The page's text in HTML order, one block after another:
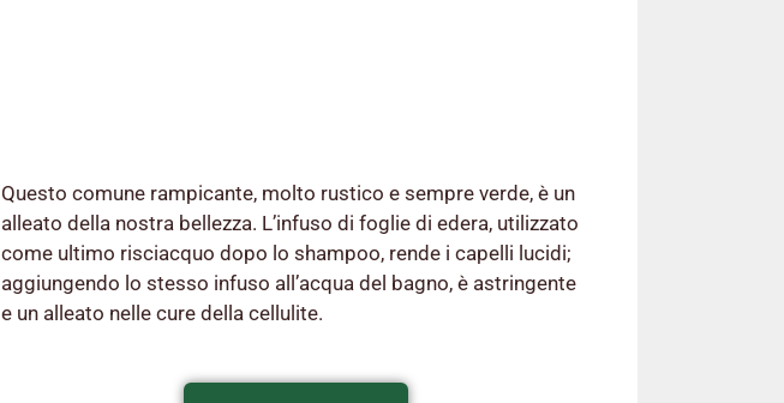
Questo comune rampicante, molto rustico e sempre verde, è un
alleato della nostra bellezza. L’infuso di foglie di edera, utilizzato
come ultimo risciacquo dopo lo shampoo, rende i capelli lucidi;
aggiungendo lo stesso infuso all’acqua del bagno, è astringente
e un alleato nelle cure della cellulite.